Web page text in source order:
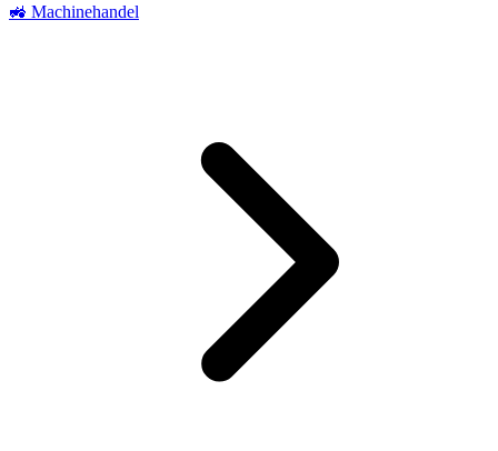
🚜 Machinehandel